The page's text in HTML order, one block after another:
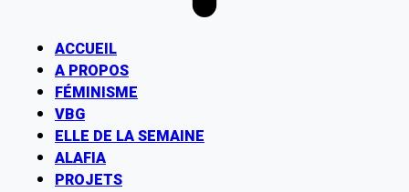
ACCUEIL
A PROPOS
FÉMINISME
VBG
ELLE DE LA SEMAINE
ALAFIA
PROJETS